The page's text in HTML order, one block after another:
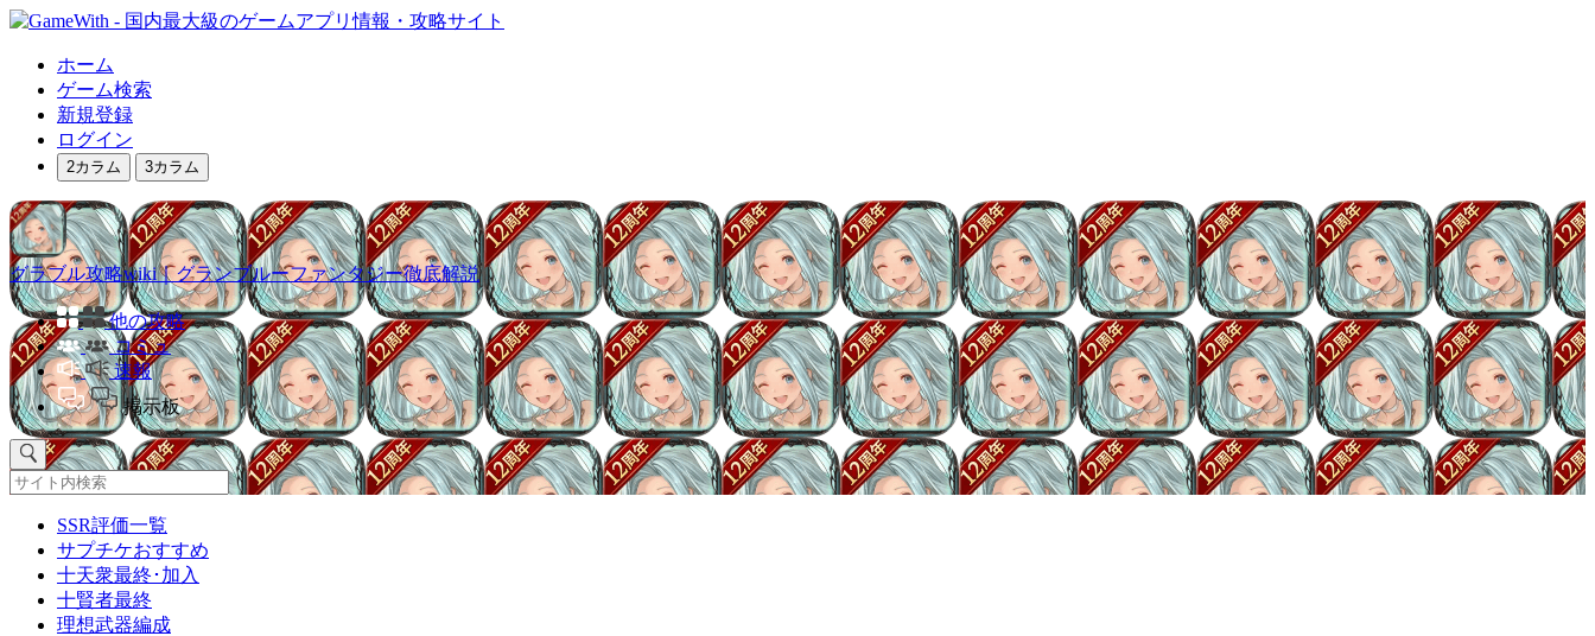
ホーム
ゲーム検索
新規登録
ログイン
2カラム 3カラム
グラブル攻略wiki｜グランブルーファンタジー徹底解説
他の攻略
コミュ
速報
掲示板
SSR評価一覧
サプチケおすすめ
十天衆最終･加入
十賢者最終
理想武器編成